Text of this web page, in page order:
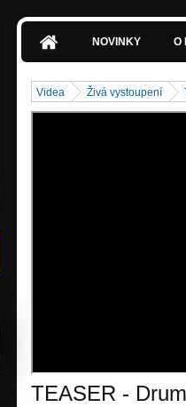
NOVINKY O
Videa Živá vystoupení
TEASER -